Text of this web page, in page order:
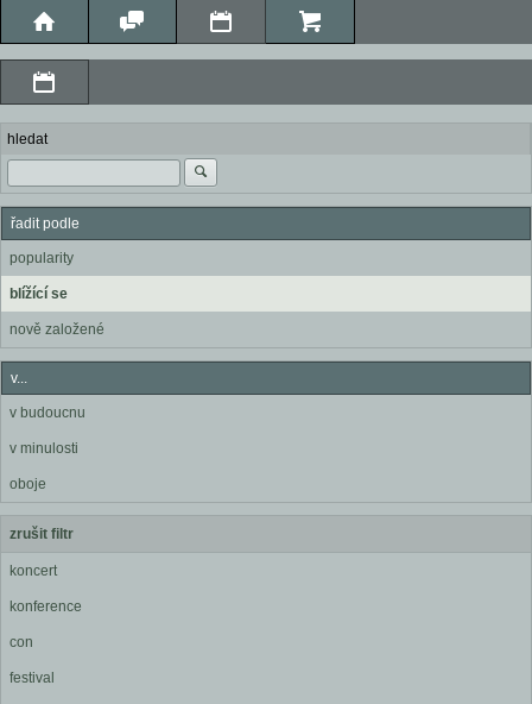
hledat
řadit podle
popularity
blížící se
nově založené
v...
v budoucnu
v minulosti
oboje
zrušit filtr
koncert
konference
con
festival